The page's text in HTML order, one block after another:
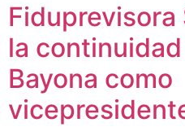
Fiduprevisora
la
Bayona como